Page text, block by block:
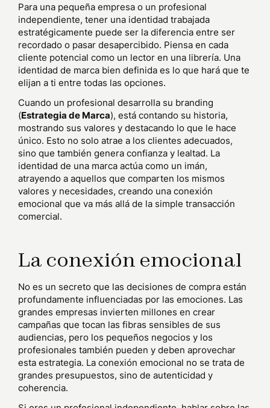
Para una pequeña empresa o un profesional
independiente, tener una identidad trabajada
estratégicamente puede ser la diferencia entre ser
recordado o pasar desapercibido. Piensa en cada
cliente potencial como un lector en una librería. Una
identidad de marca bien definida es lo que hará que te
elijan a ti entre todas las opciones.
Cuando un profesional desarrolla su branding
(Estrategia de Marca), está contando su historia,
mostrando sus valores y destacando lo que le hace
único. Esto no solo atrae a los clientes adecuados,
sino que también genera confianza y lealtad. La
identidad de una marca actúa como un imán,
atrayendo a aquellos que comparten los mismos
valores y necesidades, creando una conexión
emocional que va más allá de la simple transacción
comercial.
La conexión emocional
No es un secreto que las decisiones de compra están
profundamente influenciadas por las emociones. Las
grandes empresas invierten millones en crear
campañas que tocan las fibras sensibles de sus
audiencias, pero los pequeños negocios y los
profesionales también pueden y deben aprovechar
esta estrategia. La conexión emocional no se trata de
grandes presupuestos, sino de autenticidad y
coherencia.